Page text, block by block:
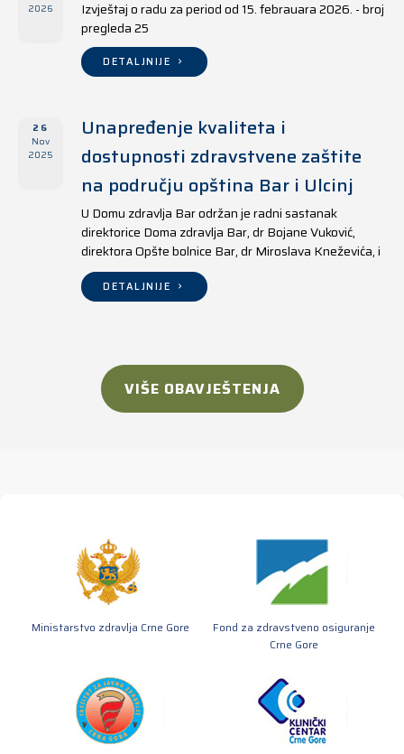
2026
Izvještaj o radu za period od 15. febrauara 2026. - broj
pregleda 25
DETALJNIJE
26
Nov
2025
Unapređenje kvaliteta i
dostupnosti zdravstvene zaštite
na području opština Bar i Ulcinj
U Domu zdravlja Bar održan je radni sastanak
direktorice Doma zdravlja Bar, dr Bojane Vuković,
direktora Opšte bolnice Bar, dr Miroslava Kneževića, i
direktora Doma zdravlja Ulcinj, Kreshnika Mustafe.
DETALJNIJE
VIŠE OBAVJEŠTENJA
Ministarstvo zdravlja Crne Gore
Fond za zdravstveno osiguranje
Crne Gore